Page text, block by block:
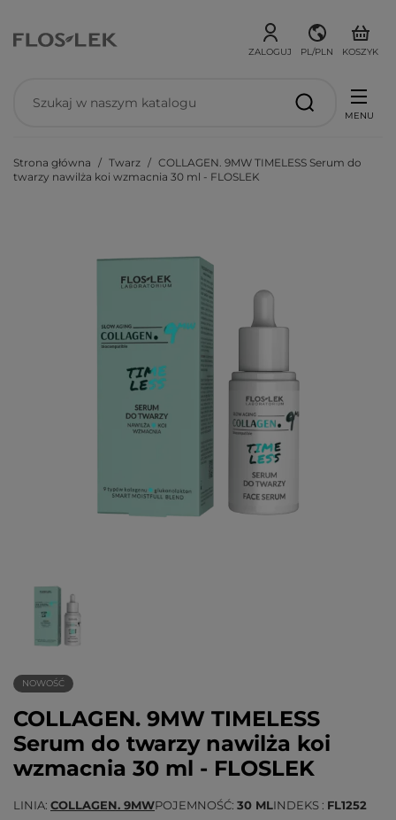
ZALOGUJ PL/PLN KOSZYK
MENU
Strona główna Twarz
COLLAGEN. 9MW TIMELESS Serum do
twarzy nawilża koi wzmacnia 30 ml - FLOSLEK
NOWOŚĆ
COLLAGEN. 9MW TIMELESS
Serum do twarzy nawilża koi
wzmacnia 30 ml - FLOSLEK
LINIA COLLAGEN. 9MWPOJEMNOŚĆ 30 MLINDEKS FL1252